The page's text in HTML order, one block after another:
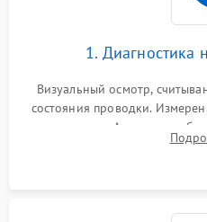
1. Диагностика
Визуальный осмотр,
состояния проводки.
колодке. Анализ жалоб
конвекцией, панелью